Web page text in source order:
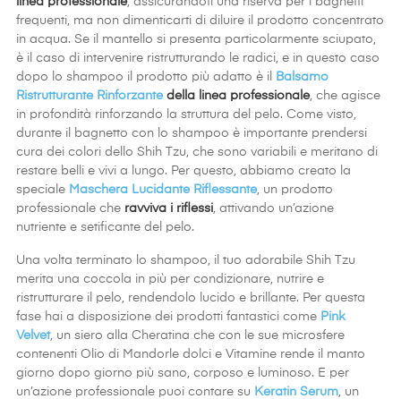
frequenti, ma non dimenticarti di diluire il prodotto concentrato
in acqua. Se il mantello si presenta particolarmente sciupato,
è il caso di intervenire ristrutturando le radici, e in questo caso
dopo lo shampoo il prodotto più adatto è il
Balsamo
Ristrutturante Rinforzante della linea professionale, che agisce
in profondità rinforzando la struttura del pelo. Come visto,
durante il bagnetto con lo shampoo è importante prendersi
cura dei colori dello Shih Tzu, che sono variabili e meritano di
restare belli e vivi a lungo. Per questo, abbiamo creato la
speciale Maschera Lucidante Riflessante, un prodotto
professionale che ravviva i riflessi , attivando un’azione
nutriente e setificante del pelo.
Una volta terminato lo shampoo, il tuo adorabile Shih Tzu
merita una coccola in più per condizionare, nutrire e
ristrutturare il pelo, rendendolo lucido e brillante. Per questa
fase hai a disposizione dei prodotti fantastici come Pink
Velvet, un siero alla Cheratina che con le sue microsfere
contenenti Olio di Mandorle dolci e Vitamine rende il manto
giorno dopo giorno più sano, corposo e luminoso. E per
un’azione professionale puoi contare su Keratin Serum , un